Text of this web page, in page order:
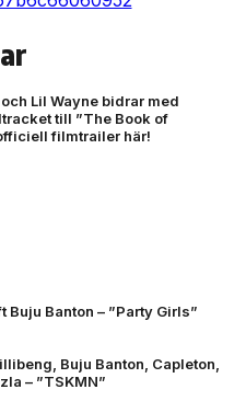
Lil Wayne bidrar med
till ”The Book of
filmtrailer här!
Buju Banton – ”Party Girls”
Buju Banton, Capleton,
– ”TSKMN”